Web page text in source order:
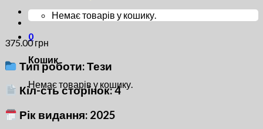
Немає товарів у кошику.
0
Кошик
Немає товарів у кошику.
375.00грн
Тип роботи: Тези
Кіл-сть сторінок: 4
Рік видання: 2025